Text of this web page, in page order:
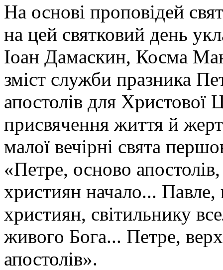
На основі проповідей
на цей святковий день
Іоан Дамаскин, Косма
зміст служби празника
апостолів для Христової
присвячення життя й
малої вечірні свята
«Петре, осново
християн начало... Павле,
християн, світильнику
живого Бога... Петре,
апостолів».